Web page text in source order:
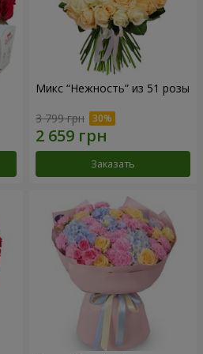
Микс “Нежность” из 51 розы
3 799 грн
Заказать